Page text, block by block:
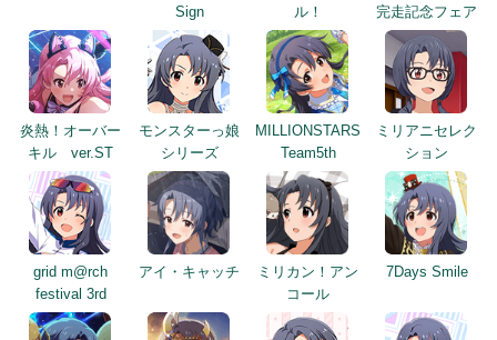
Sign
ル！
完走記念フェア
炎熱！オーバー
キル ver.ST
モンスターっ娘
シリーズ
MILLIONSTARS
Team5th
ミリアニセレク
ション
grid m@rch
festival 3rd
アイ・キャッチ
ミリカン！アン
コール
7Days Smile